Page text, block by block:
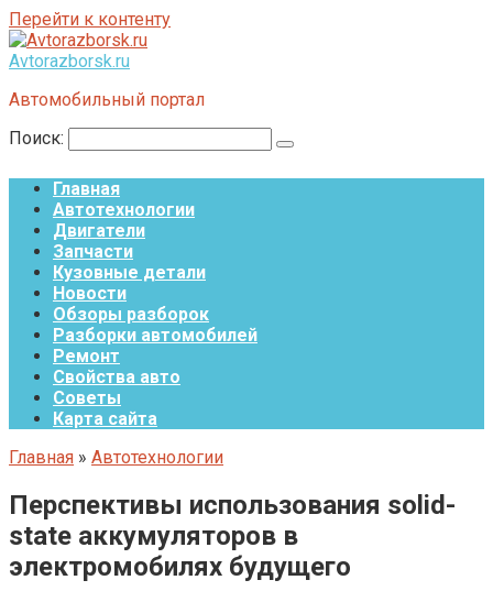
Перейти к контенту
Avtorazborsk.ru
Автомобильный портал
Поиск:
Главная
Автотехнологии
Двигатели
Запчасти
Кузовные детали
Новости
Обзоры разборок
Разборки автомобилей
Ремонт
Свойства авто
Советы
Карта сайта
Главная » Автотехнологии
Перспективы использования solid-
state аккумуляторов в
электромобилях будущего